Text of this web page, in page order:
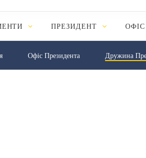
ПРЕЗИДЕНТ ОФІС
Офіс Президента Дружина